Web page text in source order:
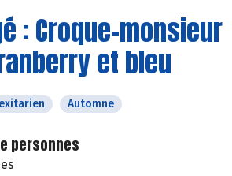
: Croque-monsieur
et bleu
Automne
personnes